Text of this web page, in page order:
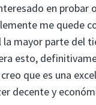
en probar
me quede
la mayor parte del
esto,
que es una
decente y